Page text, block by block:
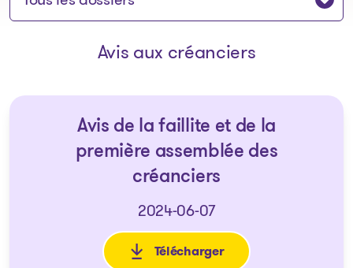
Avis aux créanciers
Avis de la faillite et de la
première assemblée des
créanciers
2024-06-07
Télécharger
: Avis de la faillite et de la